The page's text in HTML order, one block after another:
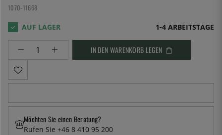
1070-11668
1-4 ARBEITSTAGE
IN DEN WARENKORB LEGEN
Möchten Sie einen Beratung?
Rufen Sie +46 8 410 95 200